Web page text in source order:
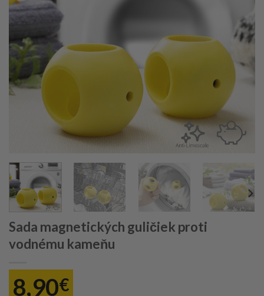
Sada magnetických guličiek proti
vodnému kameňu
8,90€